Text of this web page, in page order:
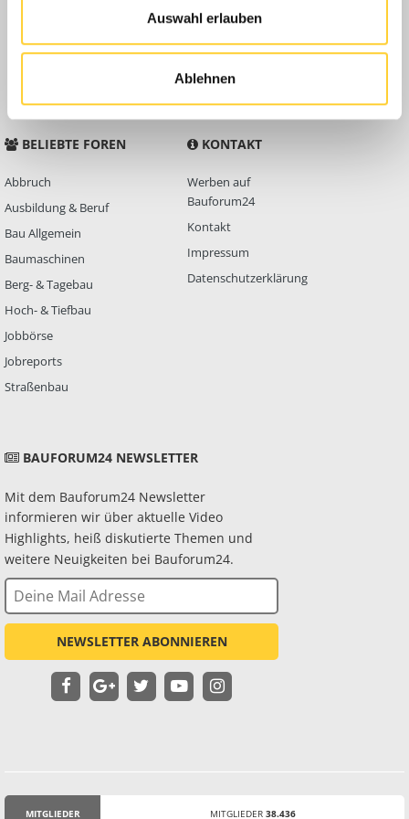
Auswahl erlauben
Ablehnen
Anleitungen
FAQ
Community Regeln
BELIEBTE FOREN
Abbruch
Ausbildung & Beruf
Bau Allgemein
Baumaschinen
Berg- & Tagebau
Hoch- & Tiefbau
Jobbörse
Jobreports
Straßenbau
KONTAKT
Werben auf
Bauforum24
Kontakt
Impressum
Datenschutzerklärung
BAUFORUM24 NEWSLETTER
Mit dem Bauforum24 Newsletter
informieren wir über aktuelle Video
Highlights, heiß diskutierte Themen und
weitere Neuigkeiten bei Bauforum24.
NEWSLETTER ABONNIEREN
MITGLIEDER MITGLIEDER 38.436